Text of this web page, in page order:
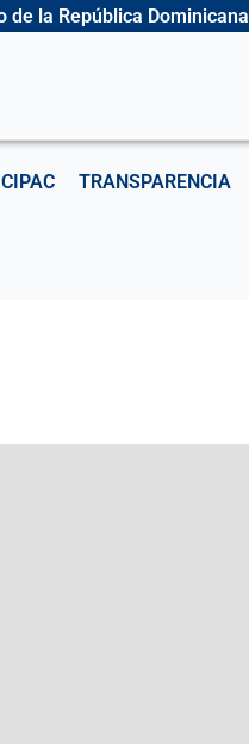
de la República Dominicana
CIPAC TRANSPARENCIA